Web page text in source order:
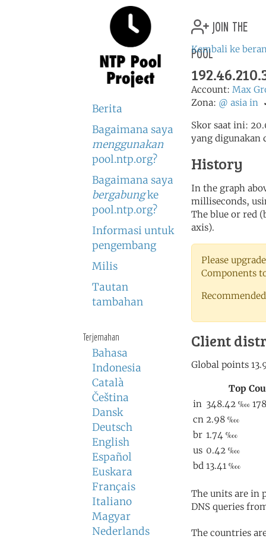
Berita
Bagaimana saya
menggunakan
pool.ntp.org?
Bagaimana saya
bergabungke
pool.ntp.org?
Informasi untuk
pengembang
Milis
Tautan
tambahan
Terjemahan
Bahasa
Indonesia
Català
Čeština
Dansk
Deutsch
English
Español
Euskara
Français
Italiano
Magyar
Nederlands
join the
pool
Kembali ke
Account: Max
Zona: @ asia in
Skor saat ini:
yang digunakan
History
In the graph
milliseconds,
The blue or red
axis).
Please
Components
Client
The units are in
DNS queries
The countries